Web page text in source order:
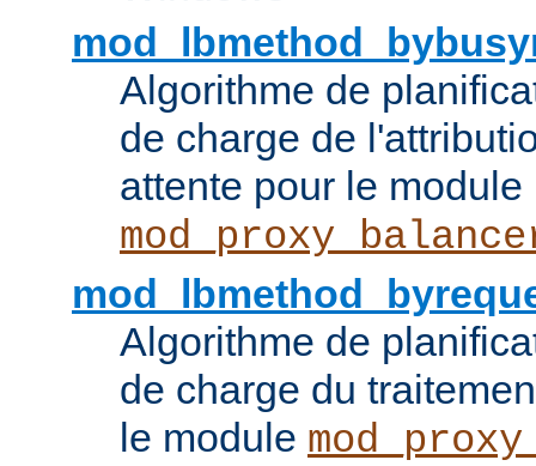
Algorithme de
de charge de
attente pour le module
Algorithme de
de charge du
le module